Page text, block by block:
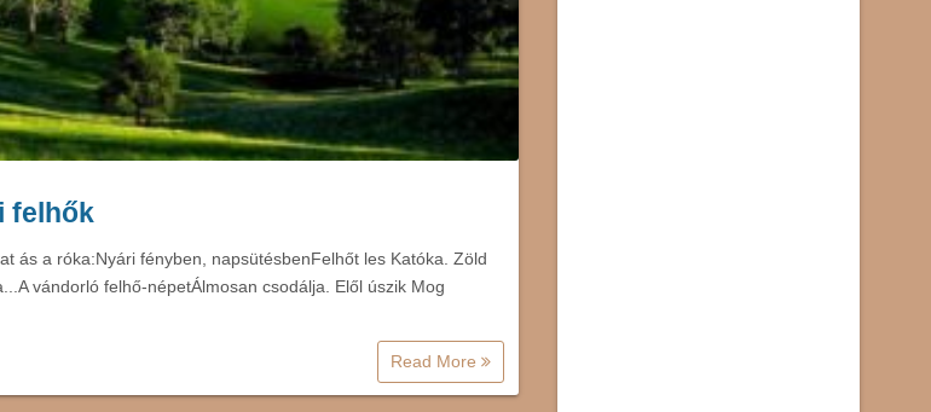
felhők
ás a róka:Nyári fényben, napsütésbenFelhőt les Katóka. Zöld
vándorló felhő-népetÁlmosan csodálja. Elől úszik Mog
Read More